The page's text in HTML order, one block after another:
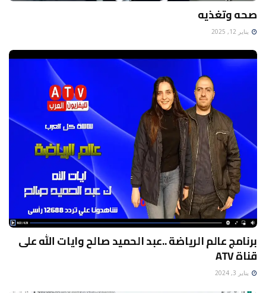
صحه وتغذيه
يناير 12, 2025
برنامج عالم الرياضة ..عبد الحميد صالح وايات الله على
قناة ATV
يناير 3, 2024